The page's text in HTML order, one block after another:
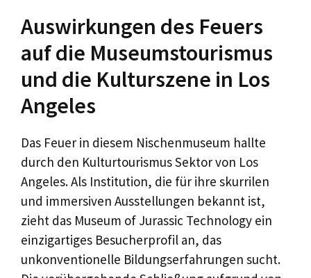
Auswirkungen des Feuers
auf die Museumstourismus
und die Kulturszene in Los
Angeles
Das Feuer in diesem Nischenmuseum hallte
durch den Kulturtourismus Sektor von Los
Angeles. Als Institution, die für ihre skurrilen
und immersiven Ausstellungen bekannt ist,
zieht das Museum of Jurassic Technology ein
einzigartiges Besucherprofil an, das
unkonventionelle Bildungserfahrungen sucht.